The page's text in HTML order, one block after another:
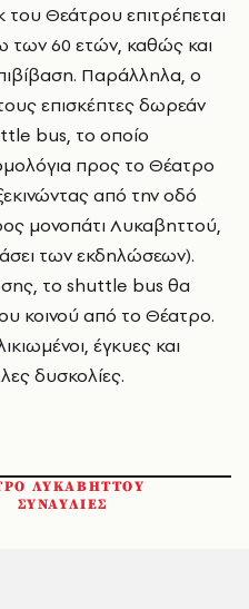
του Θεάτρου επιτρέπεται
των 60 ετών, καθώς και
Παράλληλα, ο
επισκέπτες δωρεάν
bus, το οποίο
προς το Θέατρο
από την οδό
μονοπάτι Λυκαβηττού,
των εκδηλώσεων).
το shuttle bus θα
κοινού από το Θέατρο.
έγκυες και
δυσκολίες.
ΛΥΚΑΒΗΤΤΟΥ
ΣΥΝΑΥΛΙΕΣ